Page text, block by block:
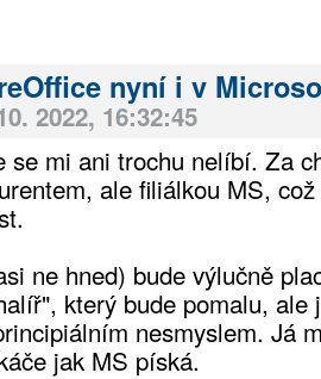
nyní i v
2022, 16:32:45
se mi ani trochu nelíbí. Za
ale filiálkou MS,
ne hned) bude výlučně
který bude pomalu, ale
nesmyslem. Já
jak MS píská.